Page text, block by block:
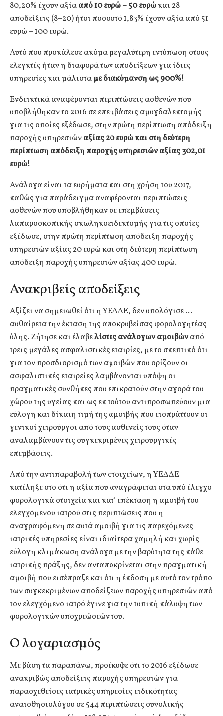
80,20% έχουν αξίααπό 10 ευρώ – 50 ευρώκαι 28
αποδείξεις (8+20) ήτοι ποσοστό 1,83% έχουν αξία από 51
ευρώ – 100 ευρώ.
Αυτό που προκάλεσε ακόμα μεγαλύτερη εντύπωση στους
ελεγκτές ήταν η διαφορά των αποδείξεων για ίδιες
υπηρεσίες και μάλισταμε διακύμανση ως 900%!
Ενδεικτικά αναφέρονται περιπτώσεις ασθενών που
υποβλήθηκαν το 2016 σε επεμβάσεις αμυγδαλεκτομής
για τις οποίες εξέδωσε, στην πρώτη περίπτωση απόδειξη
παροχής υπηρεσιώναξίας 20 ευρώ και στη δεύτερη
περίπτωση απόδειξη παροχής υπηρεσιών αξίας 302,01
ευρώ!
Ανάλογα είναι τα ευρήματα και στη χρήση του 2017,
καθώς για παράδειγμα αναφέρονται περιπτώσεις
ασθενών που υποβλήθηκαν σε επεμβάσεις
λαπαροσκοπικής σκωληκοειδεκτομής για τις οποίες
εξέδωσε, στην πρώτη περίπτωση απόδειξη παροχής
υπηρεσιών αξίας 20 ευρώ και στη δεύτερη περίπτωση
απόδειξη παροχής υπηρεσιών αξίας 400 ευρώ.
Ανακριβείς αποδείξεις
Αξίζει να σημειωθεί ότι η ΥΕΔΔΕ, δεν υπολόγισε …
αυθαίρετα την έκταση της αποκρυβείσας φορολογητέας
ύλης. Ζήτησε και έλαβελίστες ανάλογων αμοιβώναπό
τρεις μεγάλες ασφαλιστικές εταιρίες, με το σκεπτικό ότι
για τον προσδιορισμό των αμοιβών που ορίζουν οι
ασφαλιστικές εταιρείες λαμβάνονται υπόψη οι
πραγματικές συνθήκες που επικρατούν στην αγορά του
χώρου της υγείας και ως εκ τούτου αντιπροσωπεύουν μια
εύλογη και δίκαιη τιμή της αμοιβής που εισπράττουν οι
γενικοί χειρούργοι από τους ασθενείς τους όταν
αναλαμβάνουν τις συγκεκριμένες χειρουργικές
επεμβάσεις.
Από την αντιπαραβολή των στοιχείων, η ΥΕΔΔΕ
κατέληξε στο ότι η αξία που αναγράφεται στα υπό έλεγχο
φορολογικά στοιχεία και κατ’ επέκταση η αμοιβή του
ελεγχόμενου ιατρού στις περιπτώσεις που η
αναγραφόμενη σε αυτά αμοιβή για τις παρεχόμενες
ιατρικές υπηρεσίες είναι ιδιαίτερα χαμηλή και χωρίς
εύλογη κλιμάκωση ανάλογα με την βαρύτητα της κάθε
ιατρικής πράξης, δεν ανταποκρίνεται στην πραγματική
αμοιβή που εισέπραξε και ότι η έκδοση με αυτό τον τρόπο
των συγκεκριμένων αποδείξεων παροχής υπηρεσιών από
τον ελεγχόμενο ιατρό έγινε για την τυπική κάλυψη των
φορολογικών υποχρεώσεών του.
Ο λογαριασμός
Με βάση τα παραπάνω, προέκυψε ότι το 2016 εξέδωσε
ανακριβώς αποδείξεις παροχής υπηρεσιών για
παρασχεθείσες ιατρικές υπηρεσίες ειδικότητας
αναισθησιολόγου σε 544 περιπτώσεις συνολικής